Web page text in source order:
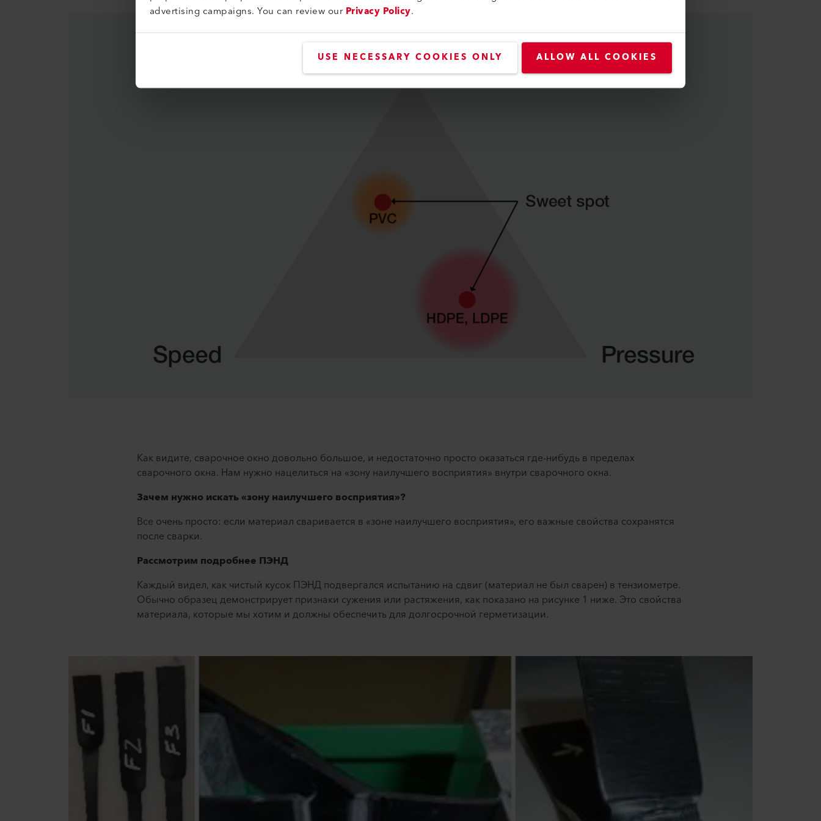
advertising campaigns. You can review ourPrivacy Policy.
USE NECESSARY COOKIES ONLY ALLOW ALL COOKIES
Как видите, сварочное окно довольно большое, и недостаточно просто оказаться где-нибудь в пределах
сварочного окна. Нам нужно нацелиться на «зону наилучшего восприятия» внутри сварочного окна.
Зачем нужно искать «зону наилучшего восприятия»?
Все очень просто: если материал сваривается в «зоне наилучшего восприятия», его важные свойства сохранятся
после сварки.
Рассмотрим подробнее ПЭНД
Каждый видел, как чистый кусок ПЭНД подвергался испытанию на сдвиг (материал не был сварен) в тензиометре.
Обычно образец демонстрирует признаки сужения или растяжения, как показано на рисунке 1 ниже. Это свойства
материала, которые мы хотим и должны обеспечить для долгосрочной герметизации.